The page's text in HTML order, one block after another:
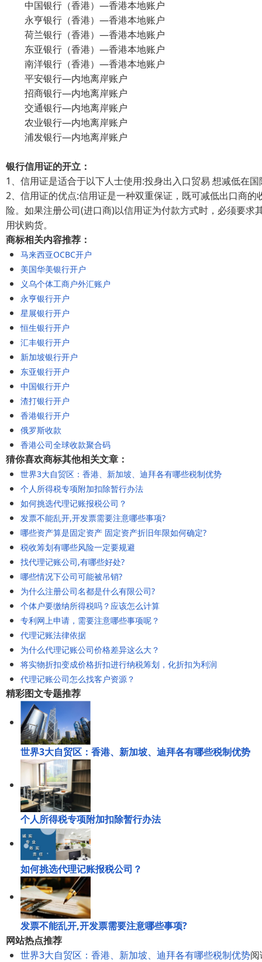
中国银行（香港）—香港本地账户
永亨银行（香港）—香港本地账户
荷兰银行（香港）—香港本地账户
东亚银行（香港）—香港本地账户
南洋银行（香港）—香港本地账户
平安银行—内地离岸账户
招商银行—内地离岸账户
交通银行—内地离岸账户
农业银行—内地离岸账户
浦发银行—内地离岸账户
银行信用证的开立：
1、信用证是适合于以下人士使用:投身出入口贸易 想减低在
2、信用证的优点:信用证是一种双重保证，既可减低出口商
险。如果注册公司(进口商)以信用证为付款方式时，必须要
用状购货。
商标相关内容推荐：
马来西亚OCBC开户
美国华美银行开户
义乌个体工商户外汇账户
永亨银行开户
星展银行开户
恒生银行开户
汇丰银行开户
新加坡银行开户
东亚银行开户
中国银行开户
渣打银行开户
香港银行开户
俄罗斯收款
香港公司全球收款聚合码
猜你喜欢商标其他相关文章：
世界3大自贸区：香港、新加坡、迪拜各有哪些税制优势
个人所得税专项附加扣除暂行办法
如何挑选代理记账报税公司？
发票不能乱开,开发票需要注意哪些事项?
哪些资产算是固定资产 固定资产折旧年限如何确定?
税收筹划有哪些风险一定要规避
找代理记账公司,有哪些好处?
哪些情况下公司可能被吊销?
为什么注册公司名都是什么有限公司?
个体户要缴纳所得税吗？应该怎么计算
专利网上申请，需要注意哪些事项呢？
代理记账法律依据
为什么代理记账公司价格差异这么大？
将实物折扣变成价格折扣进行纳税筹划，化折扣为利润
代理记账公司怎么找客户资源？
精彩图文专题推荐
世界3大自贸区：香港、新加坡、迪拜各有哪些税制优势
个人所得税专项附加扣除暂行办法
如何挑选代理记账报税公司？
发票不能乱开,开发票需要注意哪些事项?
网站热点推荐
世界3大自贸区：香港、新加坡、迪拜各有哪些税制优势